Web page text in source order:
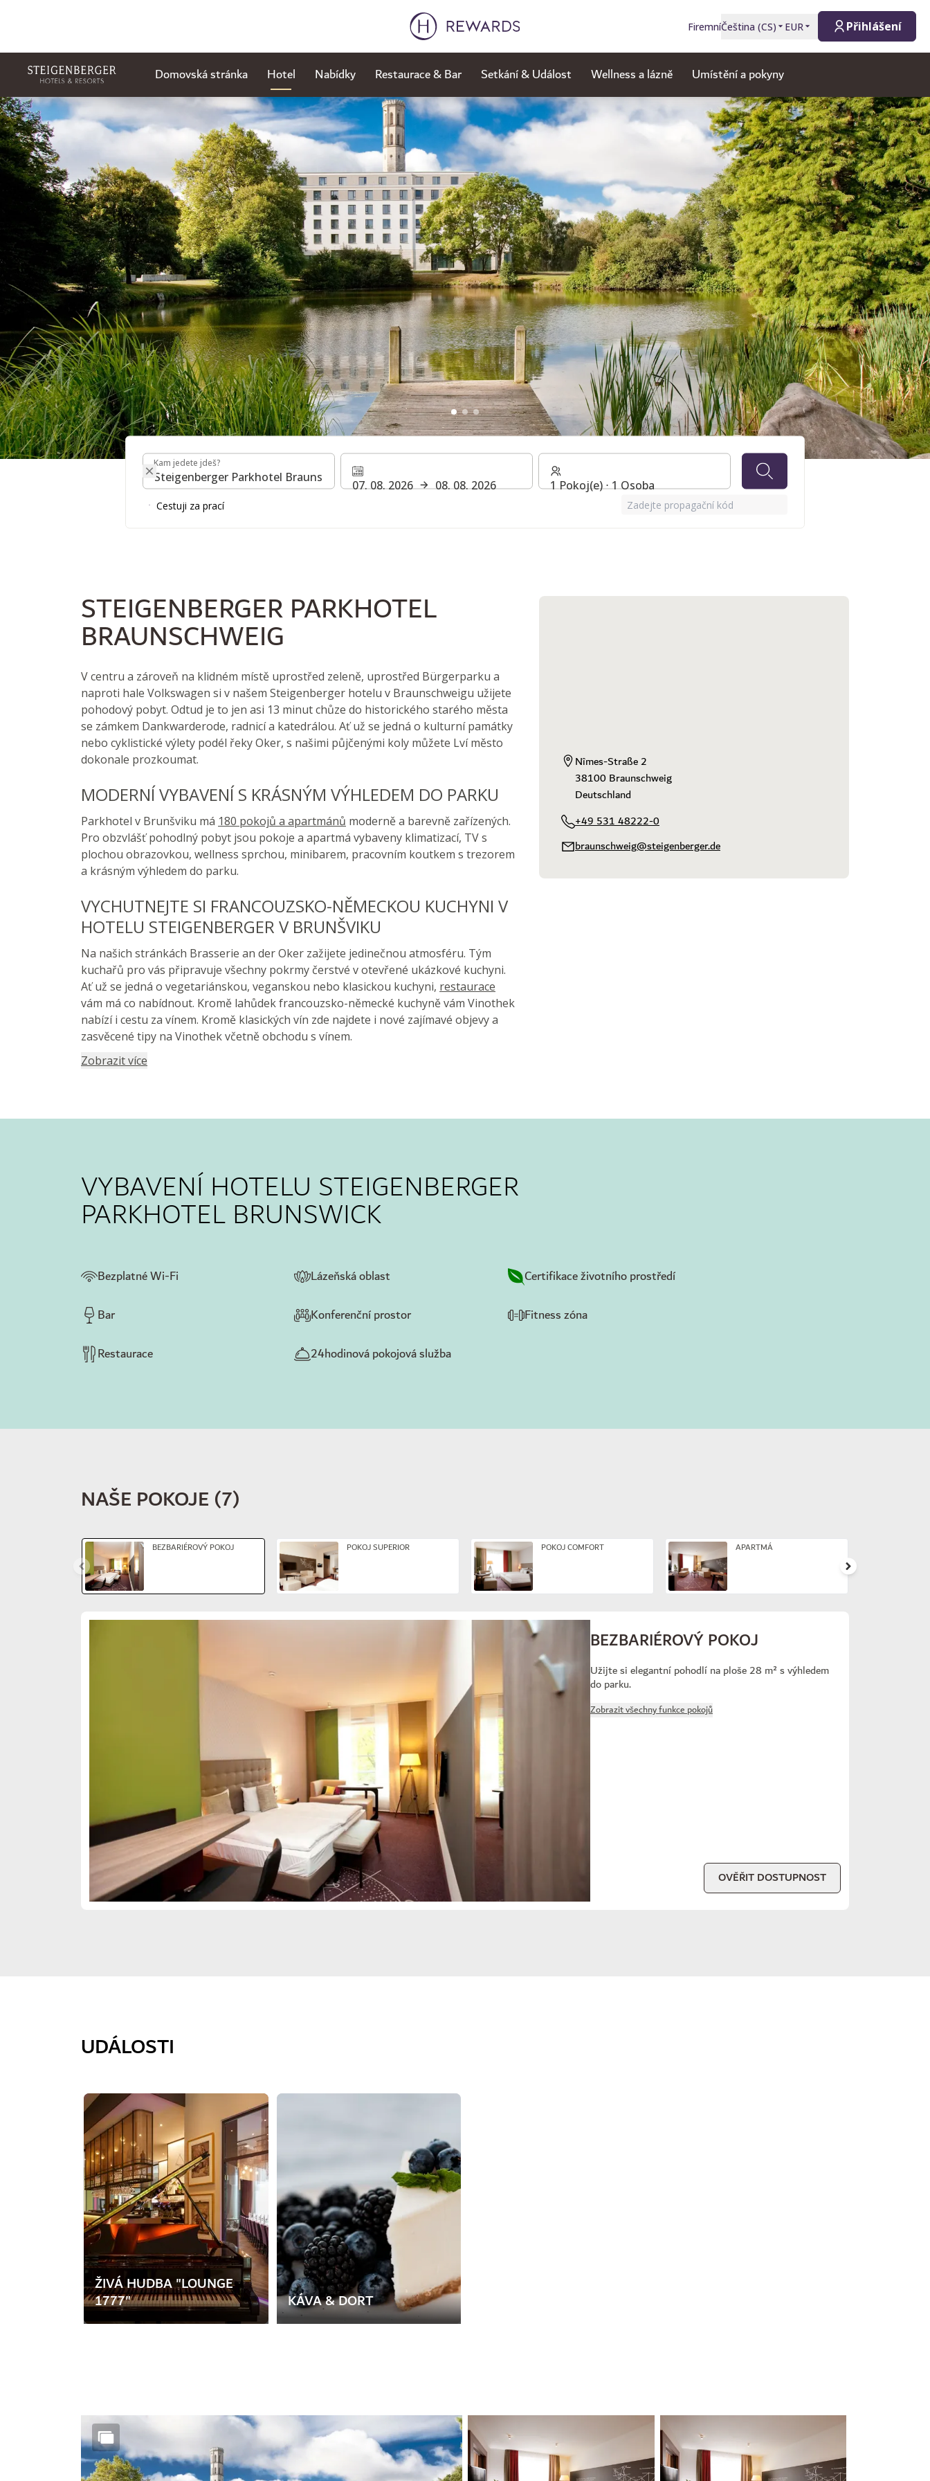
FiremníČeština (CS) EUR Přihlášení
Domovská stránka Hotel Nabídky Restaurace & Bar Setkání & Událost Wellness a lázně Umístění a pokyny
Sklíčko 2 z 3
STEIGENBERGER PARKHOTEL BRAUNSCHWEIG
Kam jedete jdeš?
Kam jedete jdeš?
07. 08. 2026 08. 08. 2026 1 Pokoj(e) ⋅ 1 Osoba
Cestuji za prací Zadejte propagační kód
STEIGENBERGER PARKHOTEL
BRAUNSCHWEIG
V centru a zároveň na klidném místě uprostřed zeleně, uprostřed Bürgerparku a
naproti hale Volkswagen si v našem Steigenberger hotelu v Braunschweigu užijete
pohodový pobyt. Odtud je to jen asi 13 minut chůze do historického starého města
se zámkem Dankwarderode, radnicí a katedrálou. Ať už se jedná o kulturní památky
nebo cyklistické výlety podél řeky Oker, s našimi půjčenými koly můžete Lví město
dokonale prozkoumat.
MODERNÍ VYBAVENÍ S KRÁSNÝM VÝHLEDEM DO PARKU
Parkhotel v Brunšviku má 180 pokojů a apartmánů moderně a barevně zařízených.
Pro obzvlášť pohodlný pobyt jsou pokoje a apartmá vybaveny klimatizací, TV s
plochou obrazovkou, wellness sprchou, minibarem, pracovním koutkem s trezorem
a krásným výhledem do parku.
VYCHUTNEJTE SI FRANCOUZSKO-NĚMECKOU KUCHYNI V
HOTELU STEIGENBERGER V BRUNŠVIKU
Na našich stránkách Brasserie an der Oker zažijete jedinečnou atmosféru. Tým
kuchařů pro vás připravuje všechny pokrmy čerstvé v otevřené ukázkové kuchyni.
Ať už se jedná o vegetariánskou, veganskou nebo klasickou kuchyni, restaurace
vám má co nabídnout. Kromě lahůdek francouzsko-německé kuchyně vám Vinothek
nabízí i cestu za vínem. Kromě klasických vín zde najdete i nové zajímavé objevy a
zasvěcené tipy na Vinothek včetně obchodu s vínem.
Zobrazit více
Nîmes-Straße 2
38100 Braunschweig
Deutschland
+49 531 48222-0
braunschweig@steigenberger.de
VYBAVENÍ HOTELU STEIGENBERGER
PARKHOTEL BRUNSWICK
Bezplatné Wi-Fi Lázeňská oblast
Certifikace životního prostředí
Bar
Konferenční prostor
Fitness zóna
Restaurace
24hodinová pokojová služba
NAŠE POKOJE(7)
Sklíčko 1 z 4 BEZBARIÉROVÝ POKOJ POKOJ SUPERIOR POKOJ COMFORT APARTMÁ
BEZBARIÉROVÝ POKOJ
Užijte si elegantní pohodlí na ploše 28 m² s výhledem
do parku.
Zobrazit všechny funkce pokojů
OVĚŘIT DOSTUPNOST
UDÁLOSTI
Sklíčko 1 z 1
ŽIVÁ HUDBA "LOUNGE
1777" KÁVA & DORT